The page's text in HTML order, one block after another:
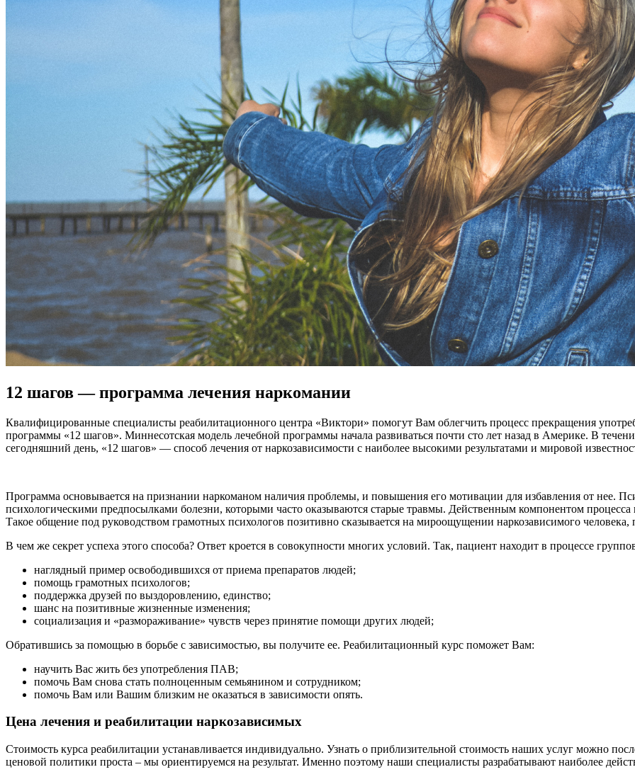
12 шагов — программа лечения наркомании
Квалифицированные специалисты реабилитационного центра «Виктори» помогут Вам облегчить процесс прекращения
программы «12 шагов». Миннесотская модель лечебной программы начала развиваться почти сто лет назад в Америке. В
сегодняшний день, «12 шагов» — способ лечения от наркозависимости с наиболее высокими результатами и мировой
Программа основывается на признании наркоманом наличия проблемы, и повышения его мотивации для избавления от нее.
психологическими предпосылками болезни, которыми часто оказываются старые травмы. Действенным компонентом процесса
Такое общение под руководством грамотных психологов позитивно сказывается на мироощущении наркозависимого человека,
В чем же секрет успеха этого способа? Ответ кроется в совокупности многих условий. Так, пациент находит в процессе
наглядный пример освободившихся от приема препаратов людей;
помощь грамотных психологов;
поддержка друзей по выздоровлению, единство;
шанс на позитивные жизненные изменения;
социализация и «размораживание» чувств через принятие помощи других людей;
Обратившись за помощью в борьбе с зависимостью, вы получите ее. Реабилитационный курс поможет Вам:
научить Вас жить без употребления ПАВ;
помочь Вам снова стать полноценным семьянином и сотрудником;
помочь Вам или Вашим близким не оказаться в зависимости опять.
Цена лечения и реабилитации наркозависимых
Стоимость курса реабилитации устанавливается индивидуально. Узнать о приблизительной стоимость наших услуг можно
ценовой политики проста – мы ориентируемся на результат. Именно поэтому наши специалисты разрабатывают наиболее